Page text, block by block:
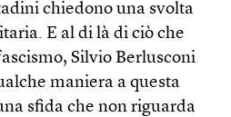
chiedono una svolta
E al di là di ciò che
Silvio Berlusconi
maniera a questa
sfida che non riguarda